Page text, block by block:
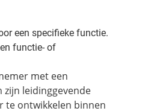
een specifieke functie.
functie- of
met een
zijn leidinggevende
te ontwikkelen binnen